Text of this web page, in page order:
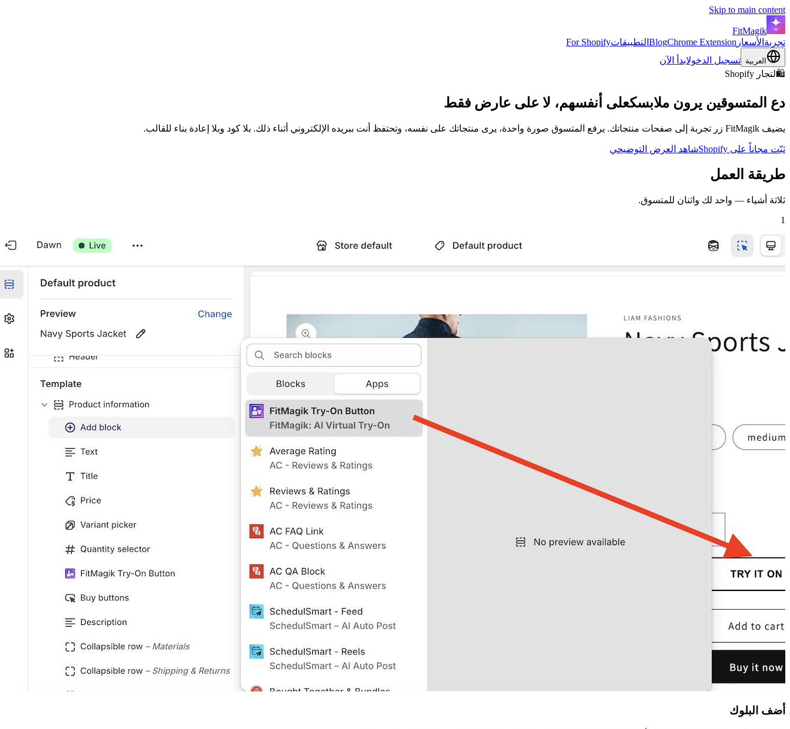
Skip to main content
FitMagik
تجربة الأسعار BlogChrome Extension التطبيقاتFor Shopify
العربية تسجيل الدخولابدأ الآن
🛍️لتجار Shopify
دع المتسوقين يرون ملابسكعلى أنفسهم، لا على عارض فقط
يضيف FitMagik زر تجربة إلى صفحات منتجاتك. يرفع المتسوق صورة واحدة، يرى منتجاتك على نفسه، وتحتفظ أنت ببريده الإلكتروني أثناء ذلك. بلا كود وبلا إعادة بناء للقالب.
ثبّت مجاناً على Shopify شاهد العرض التوضيحي
طريقة العمل
ثلاثة أشياء — واحد لك واثنان للمتسوق.
1
أضف البلوك